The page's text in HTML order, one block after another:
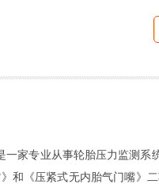
家专业从事轮胎压力监测
和《压紧式无内胎气门嘴》